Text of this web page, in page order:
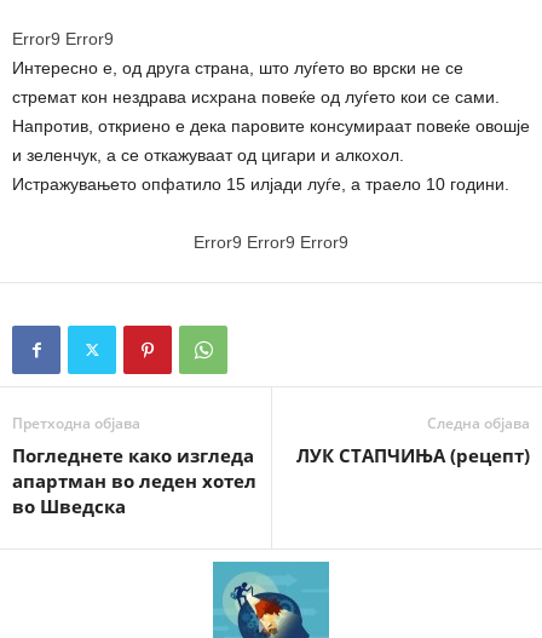
Error9 Error9
Интересно е, од друга страна, што луѓето во врски не се
стремат кон нездрава исхрана повеќе од луѓето кои се сами.
Напротив, откриено е дека паровите консумираат повеќе овошје
и зеленчук, а се откажуваат од цигари и алкохол.
Истражувањето опфатило 15 илјади луѓе, а траело 10 години.
Error9 Error9 Error9
Претходна објава
Погледнете како изгледа
апартман во леден хотел
во Шведска
Следна објава
ЛУК СТАПЧИЊА (рецепт)